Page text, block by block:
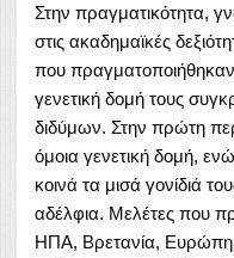
Στην πραγματικότητα,
στις ακαδημαϊκές
που
γενετική δομή τους
διδύμων. Στην πρώτη
όμοια γενετική δομή,
κοινά τα μισά γονίδιά
αδέλφια. Μελέτες που
ΗΠΑ, Βρετανία, Ευρώπη,